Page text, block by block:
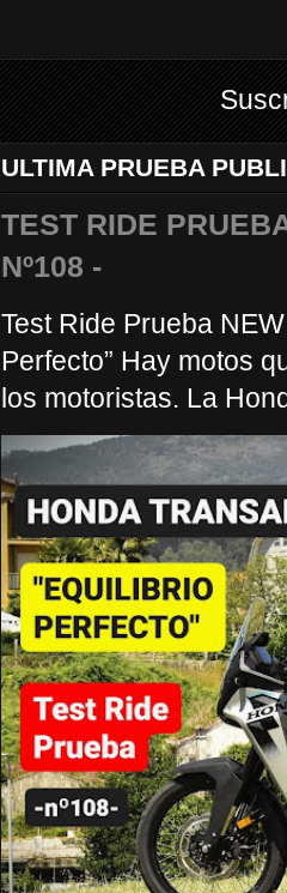
ULTIMA PRUEBA
TEST RIDE
Nº108 -
Test Ride Prueba
Perfecto” Hay motos
los motoristas. La